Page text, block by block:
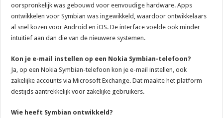
oorspronkelijk was gebouwd voor eenvoudige hardware. Apps
ontwikkelen voor Symbian was ingewikkeld, waardoor ontwikkelaars
al snel kozen voor Android en iOS. De interface voelde ook minder
intuïtief aan dan die van de nieuwere systemen.
Kon je e-mail instellen op een Nokia Symbian-telefoon?
Ja, op een Nokia Symbian-telefoon kon je e-mail instellen, ook
zakelijke accounts via Microsoft Exchange. Dat maakte het platform
destijds aantrekkelijk voor zakelijke gebruikers.
Wie heeft Symbian ontwikkeld?